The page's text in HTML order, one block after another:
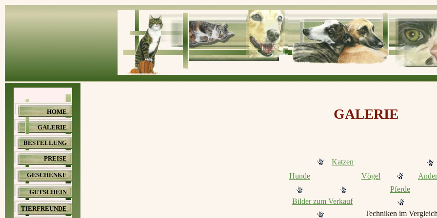
HOME
GALERIE
BESTELLUNG
PREISE
GESCHENKE
GUTSCHEIN
TIERFREUNDE
GALERIE
Katzen
Hunde
Vögel
Pferde
Bilder zum Verkauf
Techniken im